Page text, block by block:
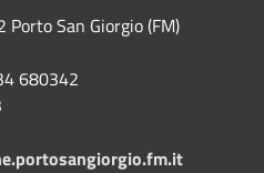
San Giorgio (FM)
680342